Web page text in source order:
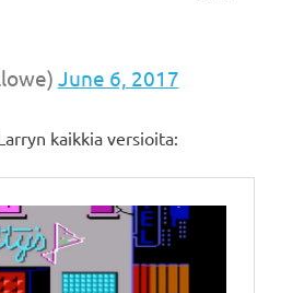
June 6, 2017
kaikkia versioita: